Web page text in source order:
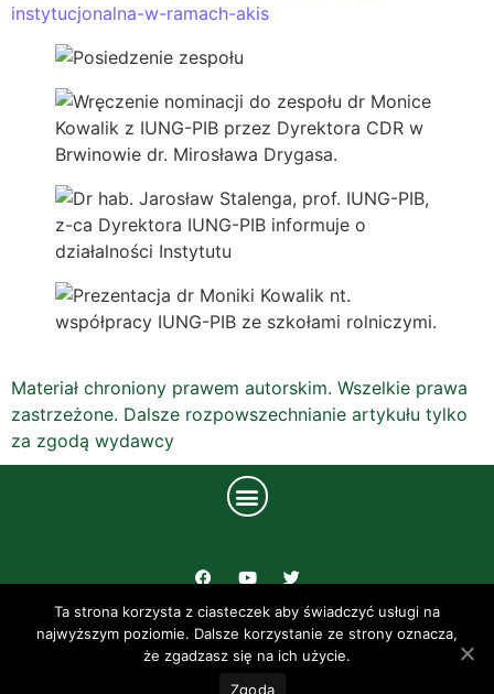
instytucjonalna-w-ramach-akis
Materiał chroniony prawem autorskim. Wszelkie prawa
zastrzeżone. Dalsze rozpowszechnianie artykułu tylko
za zgodą wydawcy
UL. CZARTORYSKICH 8 24-100 PUŁAWY
TEL: +48 81 4786 700
Ta strona korzysta z ciasteczek aby świadczyć usługi na
najwyższym poziomie. Dalsze korzystanie ze strony oznacza,
że zgadzasz się na ich użycie.
Zgoda